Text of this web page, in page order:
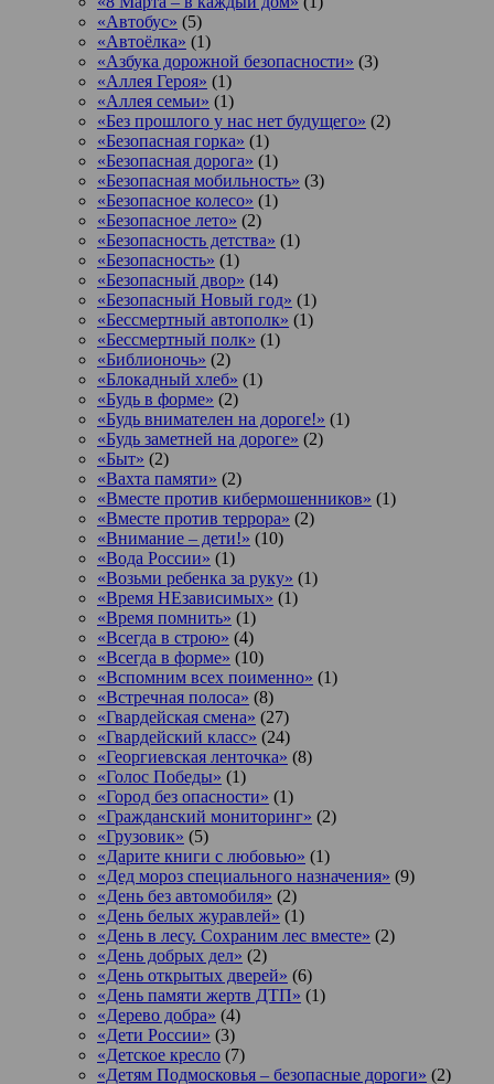
«Автобус» (5)
«Автоёлка» (1)
«Азбука дорожной безопасности» (3)
«Аллея Героя» (1)
«Аллея семьи» (1)
«Без прошлого у нас нет будущего» (2)
«Безопасная горка» (1)
«Безопасная дорога» (1)
«Безопасная мобильность» (3)
«Безопасное колесо» (1)
«Безопасное лето» (2)
«Безопасность детства» (1)
«Безопасность» (1)
«Безопасный двор» (14)
«Безопасный Новый год» (1)
«Бессмертный автополк» (1)
«Бессмертный полк» (1)
«Библионочь» (2)
«Блокадный хлеб» (1)
«Будь в форме» (2)
«Будь внимателен на дороге!» (1)
«Будь заметней на дороге» (2)
«Быт» (2)
«Вахта памяти» (2)
«Вместе против кибермошенников» (1)
«Вместе против террора» (2)
«Внимание – дети!» (10)
«Вода России» (1)
«Возьми ребенка за руку» (1)
«Время НЕзависимых» (1)
«Время помнить» (1)
«Всегда в строю» (4)
«Всегда в форме» (10)
«Вспомним всех поименно» (1)
«Встречная полоса» (8)
«Гвардейская смена» (27)
«Гвардейский класс» (24)
«Георгиевская ленточка» (8)
«Голос Победы» (1)
«Город без опасности» (1)
«Гражданский мониторинг» (2)
«Грузовик» (5)
«Дарите книги с любовью» (1)
«Дед мороз специального назначения» (9)
«День без автомобиля» (2)
«День белых журавлей» (1)
«День в лесу. Сохраним лес вместе» (2)
«День добрых дел» (2)
«День открытых дверей» (6)
«День памяти жертв ДТП» (1)
«Дерево добра» (4)
«Дети России» (3)
«Детское кресло (7)
«Детям Подмосковья – безопасные дороги» (2)